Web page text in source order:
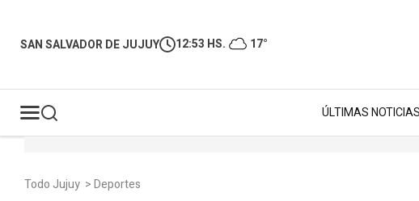
SAN SALVADOR DE JUJUY 12:53 HS. 17°
ÚLTIMAS NOTICIAS
Todo Jujuy >Deportes